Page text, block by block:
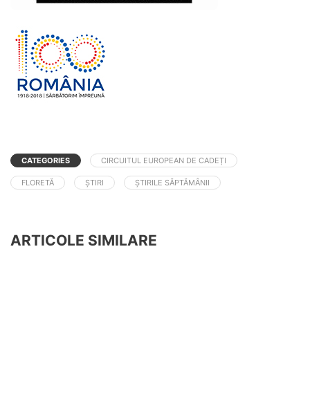
CATEGORIES CIRCUITUL EUROPEAN DE CADEȚI
FLORETĂ ȘTIRI ȘTIRILE SĂPTĂMÂNII
ARTICOLE SIMILARE